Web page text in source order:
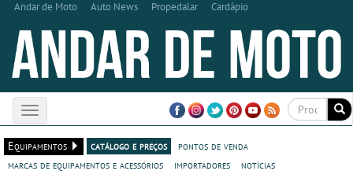
Andar de Moto Auto News Propedalar Cardápio
Toggle
navigation
Equipamentos
catálogo e preços
pontos de venda
marcas de equipamentos e acessórios
importadores notícias